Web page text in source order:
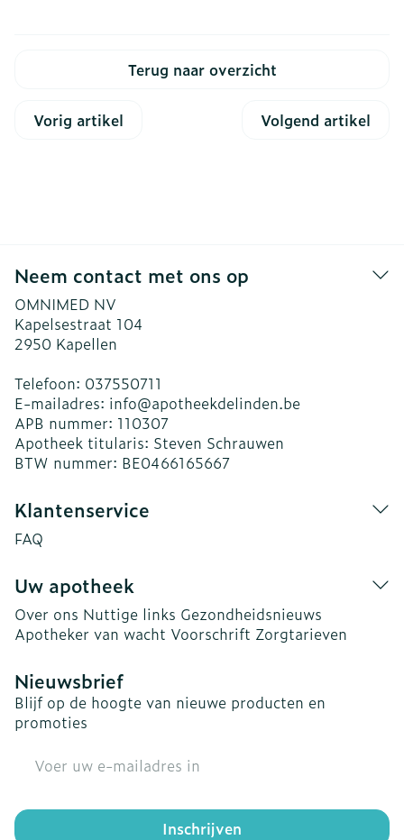
Terug naar overzicht
Vorig artikel Volgend artikel
Neem contact met ons op
OMNIMED NV
Kapelsestraat 104
2950 Kapellen
Telefoon: 037550711
E-mailadres: info@apotheekdelinden.be
APB nummer: 110307
Apotheek titularis: Steven Schrauwen
BTW nummer: BE0466165667
Klantenservice
FAQ
Uw apotheek
Over ons Nuttige links Gezondheidsnieuws
Apotheker van wacht Voorschrift Zorgtarieven
Nieuwsbrief
Blijf op de hoogte van nieuwe producten en
promoties
Inschrijven